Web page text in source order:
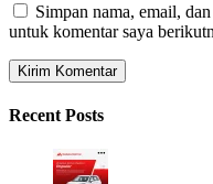
Simpan nama, email,
untuk komentar saya
Recent Posts